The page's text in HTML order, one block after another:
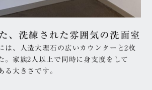
、洗練された雰囲気の洗面室
は、人造大理石の広いカウンターと2枚
。家族2人以上で同時に身支度をして
る大きさです。